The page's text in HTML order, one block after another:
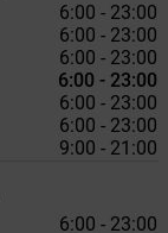
6:00 - 23:00
6:00 - 23:00
6:00 - 23:00
6:00 - 23:00
6:00 - 23:00
6:00 - 23:00
9:00 - 21:00
6:00 - 23:00